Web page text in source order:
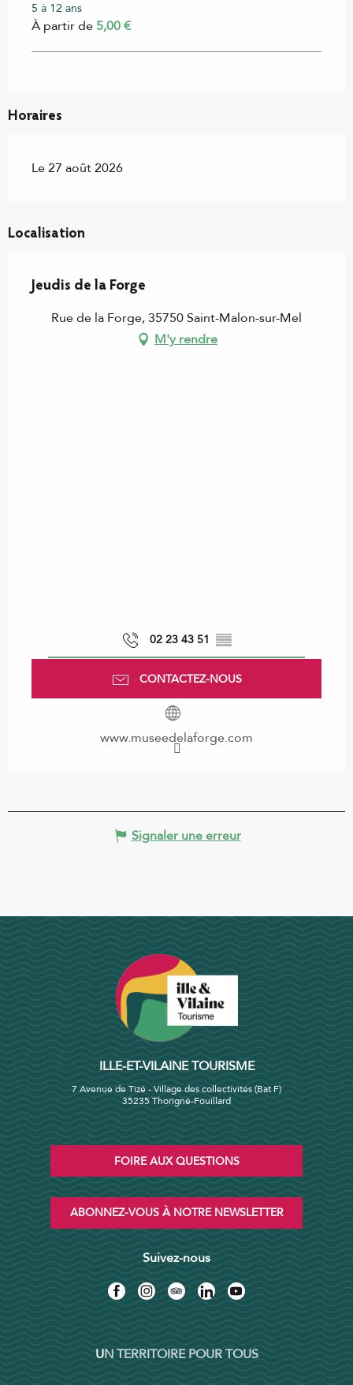
5 à 12 ans
À partir de 5,00 €
Horaires
Le 27 août 2026
Localisation
Jeudis de la Forge
Rue de la Forge, 35750 Saint-Malon-sur-Mel
M'y rendre
02 23 43 51 ▒▒
CONTACTEZ-NOUS
www.museedelaforge.com
Signaler une erreur
ILLE-ET-VILAINE TOURISME
7 Avenue de Tizé - Village des collectivités (Bat F)
35235 Thorigné-Fouillard
FOIRE AUX QUESTIONS
ABONNEZ-VOUS À NOTRE NEWSLETTER
Suivez-nous
UN TERRITOIRE POUR TOUS